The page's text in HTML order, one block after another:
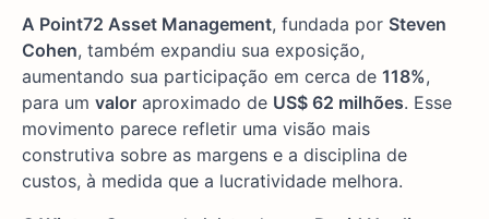
A Point72 Asset Management, fundada por Steven
Cohen, também expandiu sua exposição,
aumentando sua participação em cerca de 118%,
para um valor aproximado de US$ 62 milhões. Esse
movimento parece refletir uma visão mais
construtiva sobre as margens e a disciplina de
custos, à medida que a lucratividade melhora.